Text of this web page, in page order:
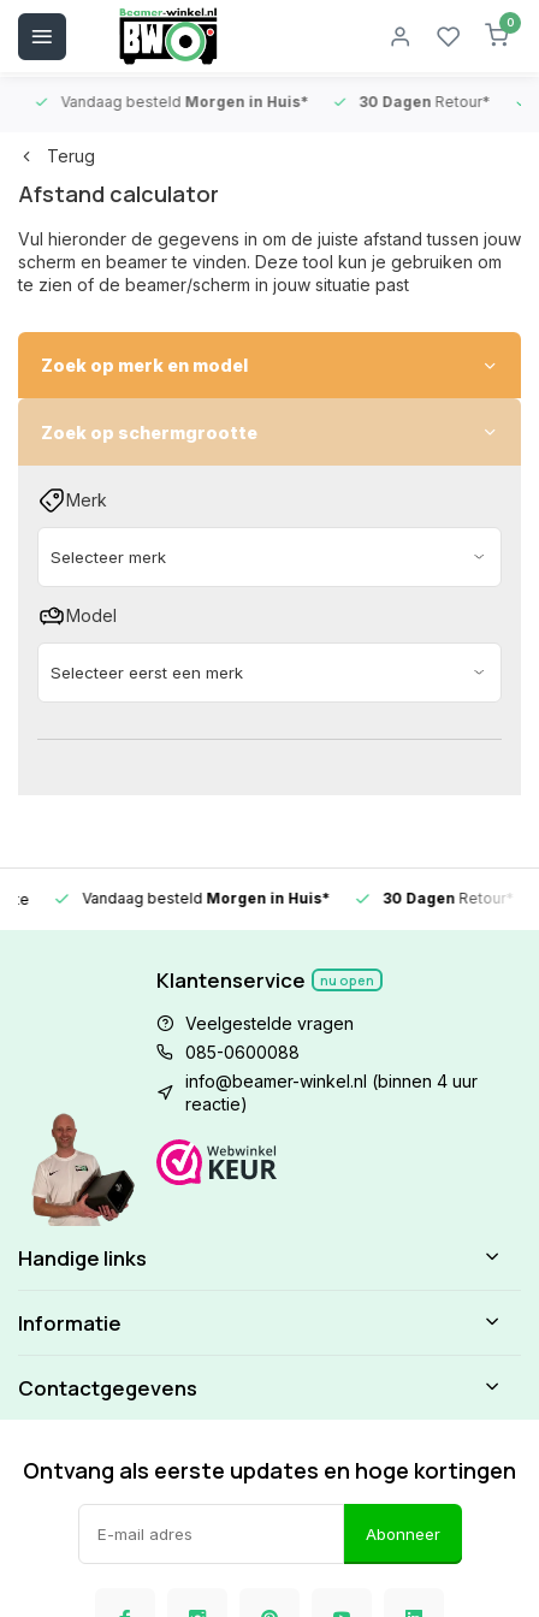
0
Vandaag besteldMorgen in Huis* 30 DagenRetour*
Terug
Afstand calculator
Vul hieronder de gegevens in om de juiste afstand tussen jouw
scherm en beamer te vinden. Deze tool kun je gebruiken om
te zien of de beamer/scherm in jouw situatie past
Zoek op merk en model
Zoek op schermgrootte
Merk
Model
Vandaag besteldMorgen in Huis* 30 DagenRetour*
Klantenservice nu open
Veelgestelde vragen
085-0600088
info@beamer-winkel.nl (binnen 4 uur
reactie)
Handige links
Informatie
Contactgegevens
Ontvang als eerste updates en hoge kortingen
Abonneer